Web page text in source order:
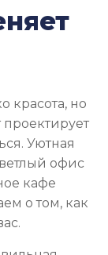
красота, но
Уютная
офис
кафе
о том, как